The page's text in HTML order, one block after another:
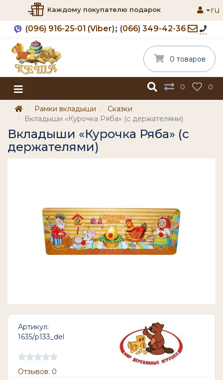
Каждому покупателю подарок
(096) 916-25-01 (Viber) (066) 349-42-36
ru
0 0
0 товаров
Рамки вкладыши
Сказки
Вкладыши «Курочка Ряба» (с держателями)
Вкладыши «Курочка Ряба» (с
держателями)
Артикул:
1635/р133_del
Отзывов: 0